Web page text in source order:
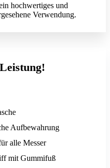
hochwertiges und
Verwendung.
Aufbewahrung
alle Messer
mit Gummifuß